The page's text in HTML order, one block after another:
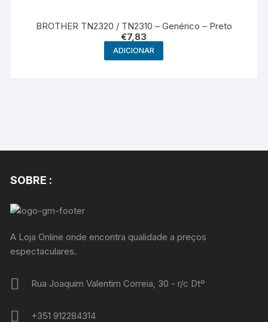
BROTHER TN2320 / TN2310 – Genérico – Preto
€7,83
ADICIONAR
SOBRE :
A Loja Online onde encontra qualidade a preços
espectaculares.
Rua Joaquim Valentim Correia, 30 - r/c Dtº
+351 912284314